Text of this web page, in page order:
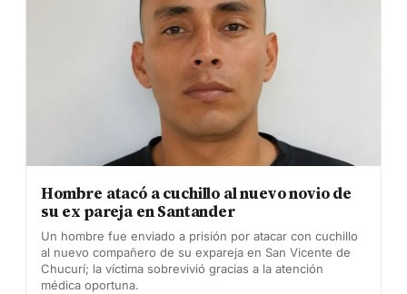
Hombre atacó a cuchillo al nuevo novio de
su ex pareja en Santander
Un hombre fue enviado a prisión por atacar con cuchillo
al nuevo compañero de su expareja en San Vicente de
Chucurí; la víctima sobrevivió gracias a la atención
médica oportuna.